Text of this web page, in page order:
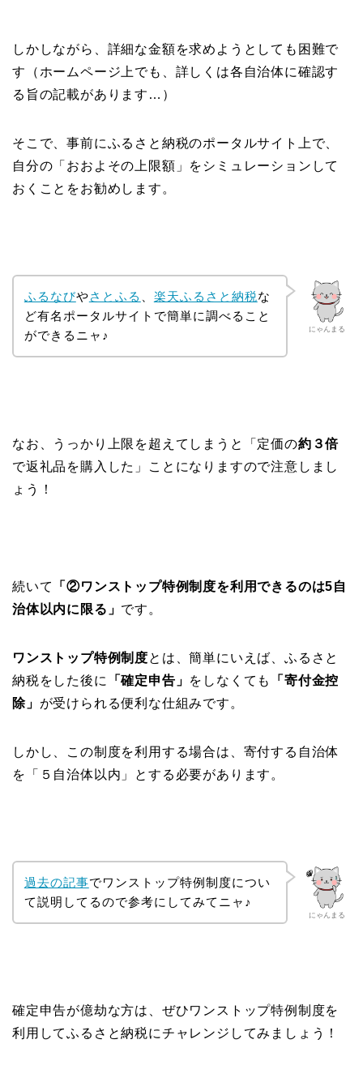
しかしながら、詳細な金額を求めようとしても困難で
す（ホームページ上でも、詳しくは各自治体に確認す
る旨の記載があります…）
そこで、事前にふるさと納税のポータルサイト上で、
自分の「おおよその上限額」をシミュレーションして
おくことをお勧めします。
にゃんまる
ふるなびやさとふる 楽天ふるさと納税な
ど有名ポータルサイトで簡単に調べること
ができるニャ♪
なお、うっかり上限を超えてしまうと「定価の約３倍
で返礼品を購入した」ことになりますので注意しまし
ょう！
続いて
「②ワンストップ特例制度を利用できるのは5自
治体以内に限る」 です。
ワンストップ特例制度とは、簡単にいえば、ふるさと
納税をした後に
「確定申告」 をしなくても
「寄付金控
除」 が受けられる便利な仕組みです。
しかし、この制度を利用する場合は、寄付する自治体
を「５自治体以内」とする必要があります。
にゃんまる
過去の記事でワンストップ特例制度につい
て説明してるので参考にしてみてニャ♪
確定申告が億劫な方は、ぜひワンストップ特例制度を
利用してふるさと納税にチャレンジしてみましょう！